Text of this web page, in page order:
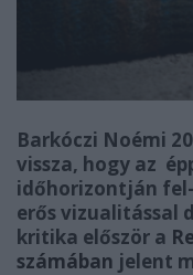
Barkóczi Noémi
vissza, hogy az
időhorizontján
erős vizualitással
kritika először a
számában jelent